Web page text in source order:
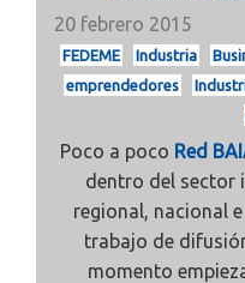
20 febrero 2015
FEDEME Industria
emprendedores
Poco a poco Red
dentro del sector
regional, nacional
trabajo de
momento